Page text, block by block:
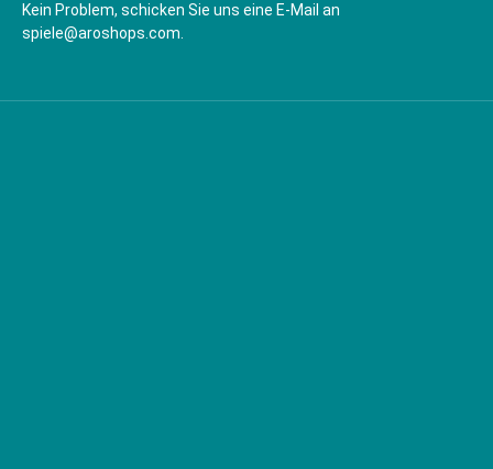
Kein Problem, schicken Sie uns eine E-Mail an
spiele@aroshops.com.